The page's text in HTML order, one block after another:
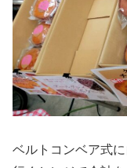
ベルトコンベア式